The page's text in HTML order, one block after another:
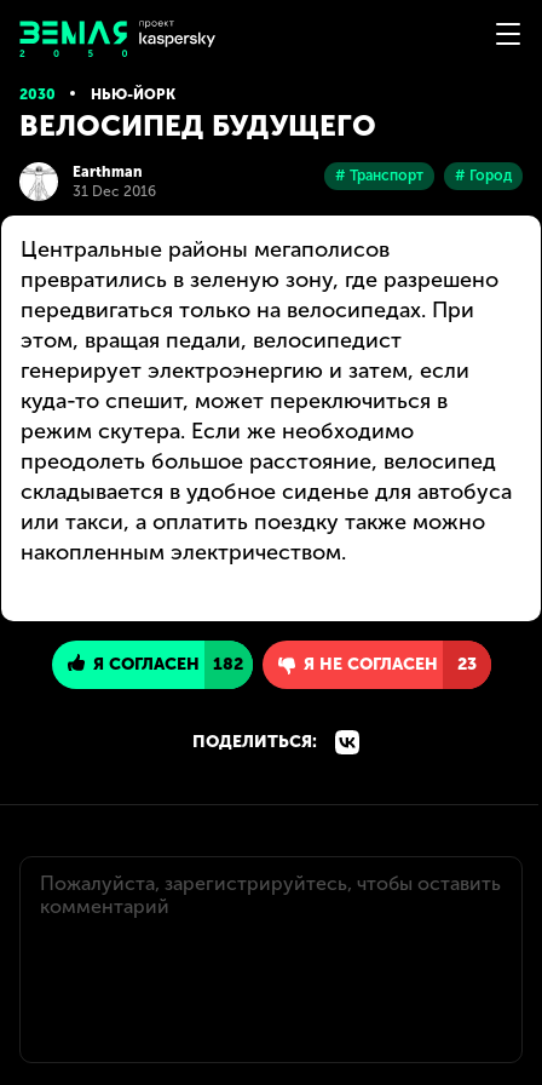
2030 НЬЮ-ЙОРК
ВЕЛОСИПЕД БУДУЩЕГО
Earthman
31 Dec 2016
# Транспорт # Город
Центральные районы мегаполисов
превратились в зеленую зону, где разрешено
передвигаться только на велосипедах. При
этом, вращая педали, велосипедист
генерирует электроэнергию и затем, если
куда-то спешит, может переключиться в
режим скутера. Если же необходимо
преодолеть большое расстояние, велосипед
складывается в удобное сиденье для автобуса
или такси, а оплатить поездку также можно
накопленным электричеством.
Я СОГЛАСЕН 182 Я НЕ СОГЛАСЕН 23
ПОДЕЛИТЬСЯ: